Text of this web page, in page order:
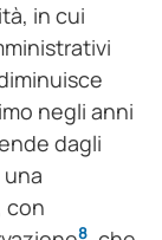
in cui
negli anni
dagli
con
8